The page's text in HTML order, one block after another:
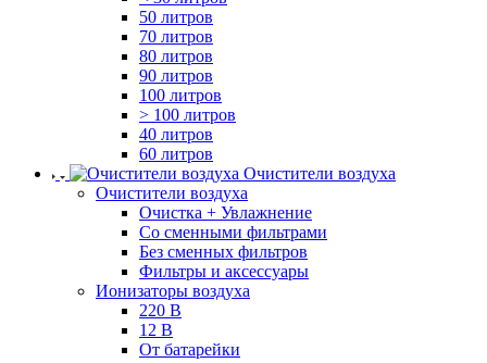
50 литров
70 литров
80 литров
90 литров
100 литров
> 100 литров
40 литров
60 литров
Очистители воздуха
Очистители воздуха
Очистка + Увлажнение
Cо сменными фильтрами
Без сменных фильтров
Фильтры и аксессуары
Ионизаторы воздуха
220 В
12 В
От батарейки